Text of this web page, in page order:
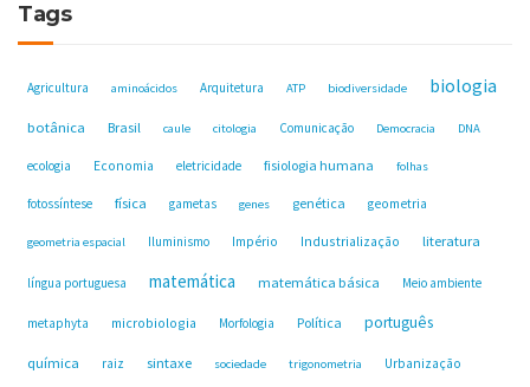
Tags
Agricultura aminoácidos Arquitetura ATP biodiversidade biologia
botânica Brasil caule citologia Comunicação Democracia DNA
ecologia Economia eletricidade fisiologia humana folhas
fotossíntese física gametas genes genética geometria
geometria espacial Iluminismo Império Industrialização literatura
língua portuguesa matemática matemática básica Meio ambiente
metaphyta microbiologia Morfologia Política português
química raiz sintaxe sociedade trigonometria Urbanização